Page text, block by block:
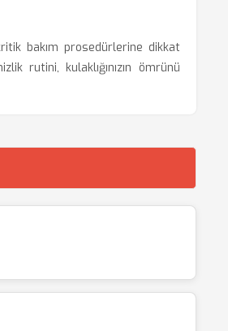
bakım prosedürlerine dikkat
rutini, kulaklığınızın ömrünü